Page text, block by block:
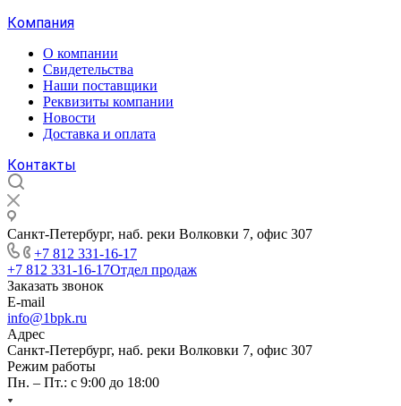
Компания
О компании
Свидетельства
Наши поставщики
Реквизиты компании
Новости
Доставка и оплата
Контакты
Санкт-Петербург, наб. реки Волковки 7, офис 307
+7 812 331-16-17
+7 812 331-16-17Отдел продаж
Заказать звонок
E-mail
info@1bpk.ru
Адрес
Санкт-Петербург, наб. реки Волковки 7, офис 307
Режим работы
Пн. – Пт.: с 9:00 до 18:00